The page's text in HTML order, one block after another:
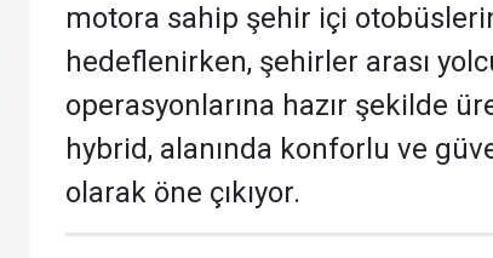
motora sahip şehir içi
hedeflenirken, şehirler arası
operasyonlarına hazır şekilde
hybrid, alanında konforlu ve
olarak öne çıkıyor.